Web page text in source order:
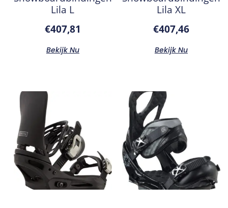
Lila L
€407,81
Bekijk Nu
Lila XL
€407,46
Bekijk Nu